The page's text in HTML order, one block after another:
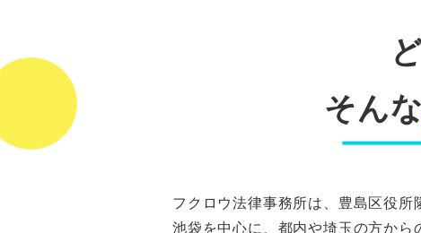
そんな
フクロウ法律事務所は、豊島区役所
池袋を中心に、都内や埼玉の方から